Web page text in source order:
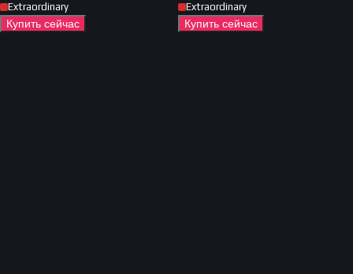
Extraordinary
Купить сейчас
Extraordinary
Купить сейчас